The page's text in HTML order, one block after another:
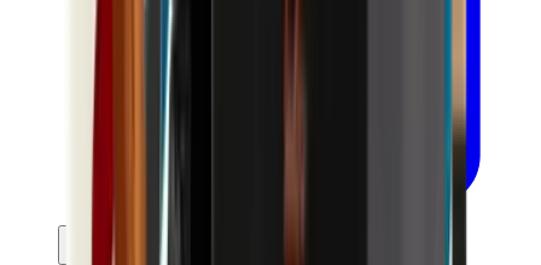
Ajouter au panier